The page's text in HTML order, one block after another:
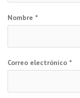
Nombre *
Correo electrónico *